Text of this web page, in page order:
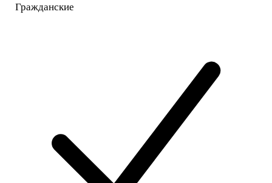
Гражданские